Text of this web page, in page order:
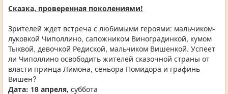
Сказка, проверенная поколениями!
Зрителей ждет встреча с любимыми героями: мальчиком-
луковкой Чиполлино, сапожником Виноградинкой, кумом
Тыквой, девочкой Редиской, мальчиком Вишенкой. Успеет
ли Чиполлино освободить жителей сказочной страны от
власти принца Лимона, сеньора Помидора и графинь
Вишен?
Дата: 18 апреля, суббота